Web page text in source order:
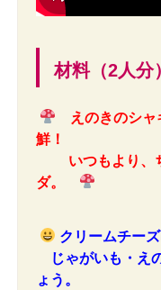
材料（2人分）
えのきのシャ
鮮！
いつもより、ち
ダ。
クリームチー
じゃがいも・え
ょう。